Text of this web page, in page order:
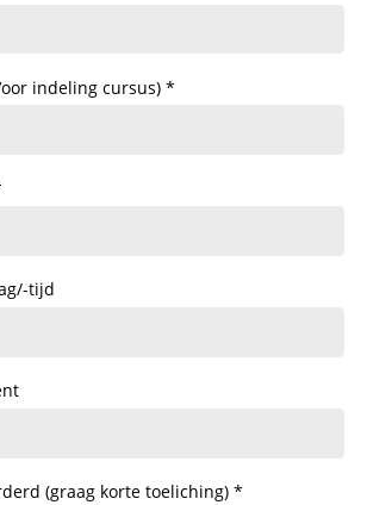
indeling cursus)
tijd
(graag korte toeliching)